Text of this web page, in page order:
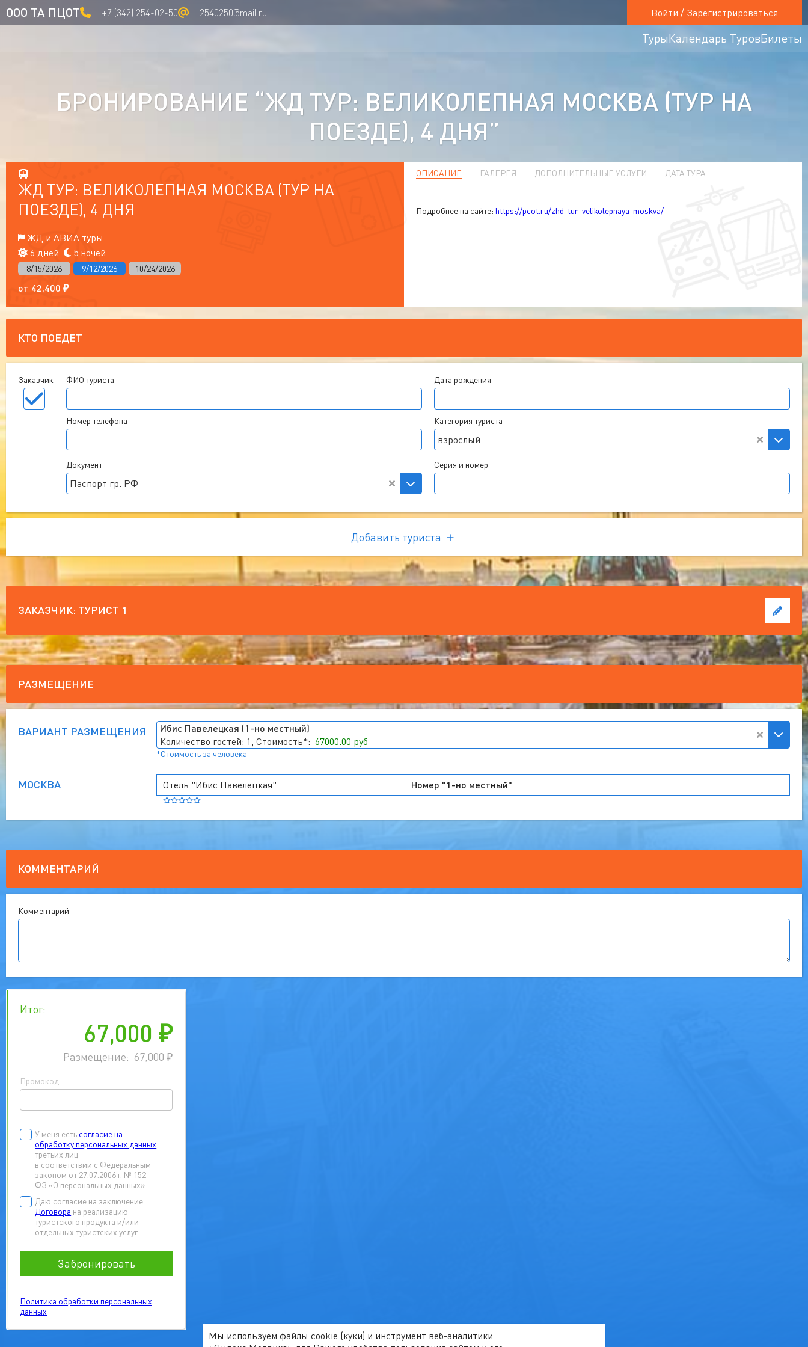
ООО ТА ПЦОТ +7 (342) 254-02-50 2540250@mail.ru Войти / Зарегистрироваться
ТурыКалендарь ТуровБилеты
БРОНИРОВАНИЕ “ЖД ТУР: ВЕЛИКОЛЕПНАЯ МОСКВА (ТУР НА
ПОЕЗДЕ), 4 ДНЯ”
ЖД ТУР: ВЕЛИКОЛЕПНАЯ МОСКВА (ТУР НА
ПОЕЗДЕ), 4 ДНЯ
ЖД и АВИА туры
6 дней
5 ночей
8/15/2026 9/12/2026 10/24/2026
от 42,400 ₽
ОПИСАНИЕ ГАЛЕРЕЯ ДОПОЛНИТЕЛЬНЫЕ УСЛУГИ ДАТА ТУРА
Подробнее на сайте: https://pcot.ru/zhd-tur-velikolepnaya-moskva/
КТО ПОЕДЕТ
Заказчик ФИО туриста Дата рождения
Номер телефона Категория туриста
взрослый
Документ
Паспорт гр. РФ
Серия и номер
Добавить туриста
ЗАКАЗЧИК: ТУРИСТ 1
РАЗМЕЩЕНИЕ
ВАРИАНТ РАЗМЕЩЕНИЯ Ибис Павелецкая (1-но местный)
Количество гостей: 1, Стоимость*: 67000.00 руб
*Стоимость за человека
МОСКВА Отель "Ибис Павелецкая" Номер "1-но местный"
КОММЕНТАРИЙ
Комментарий
Итог:
67,000 ₽
Размещение: 67,000 ₽
Промокод
У меня есть согласие на
обработку персональных данных
третьих лиц
в соответствии с Федеральным
законом от 27.07.2006 г. № 152-
ФЗ «О персональных данных»
Даю согласие на заключение
Договора на реализацию
туристского продукта и/или
отдельных туристских услуг.
Забронировать
Политика обработки персональных
данных
Мы используем файлы cookie (куки) и инструмент веб-аналитики